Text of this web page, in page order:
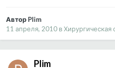
Автор Plim
11 апреля, 2010 вХирургическая
Plim